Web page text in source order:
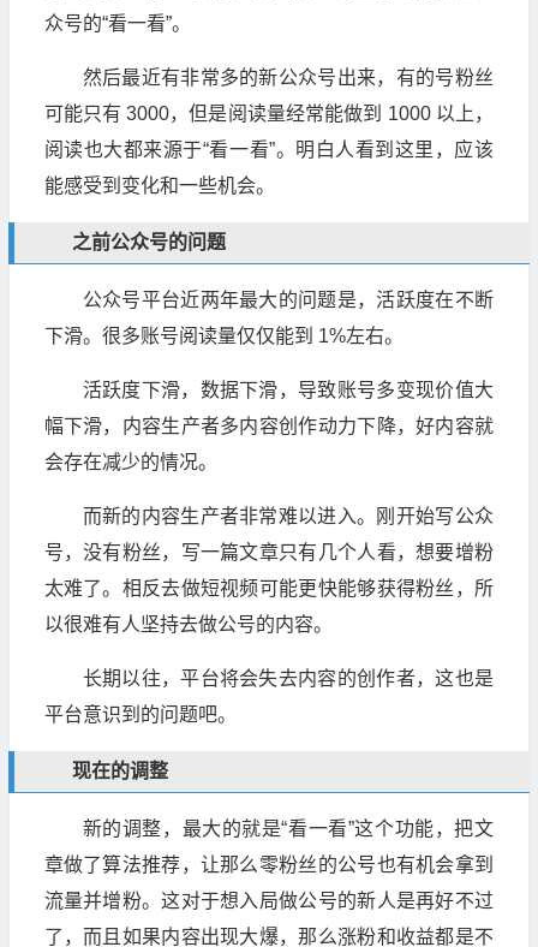
众号的“看一看”。
然后最近有非常多的新公众号出来，有的号粉丝
可能只有 3000，但是阅读量经常能做到 1000 以上，
阅读也大都来源于“看一看”。明白人看到这里，应该
能感受到变化和一些机会。
之前公众号的问题
公众号平台近两年最大的问题是，活跃度在不断
下滑。很多账号阅读量仅仅能到 1%左右。
活跃度下滑，数据下滑，导致账号多变现价值大
幅下滑，内容生产者多内容创作动力下降，好内容就
会存在减少的情况。
而新的内容生产者非常难以进入。刚开始写公众
号，没有粉丝，写一篇文章只有几个人看，想要增粉
太难了。相反去做短视频可能更快能够获得粉丝，所
以很难有人坚持去做公号的内容。
长期以往，平台将会失去内容的创作者，这也是
平台意识到的问题吧。
现在的调整
新的调整，最大的就是“看一看”这个功能，把文
章做了算法推荐，让那么零粉丝的公号也有机会拿到
流量并增粉。这对于想入局做公号的新人是再好不过
了，而且如果内容出现大爆，那么涨粉和收益都是不